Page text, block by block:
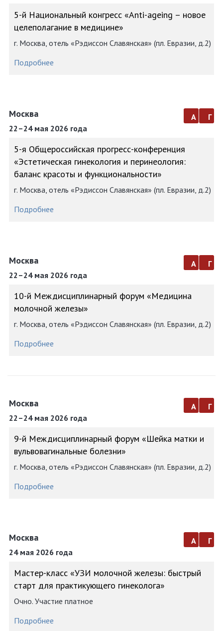
5-й Национальный конгресс «Anti-ageing – новое
целеполагание в медицине»
г. Москва, отель «Рэдиссон Славянская» (пл. Евразии, д.2)
Подробнее
Москва
22–24 мая 2026 года
а г
5-я Общероссийская прогресс-конференция
«Эстетическая гинекология и перинеология:
баланс красоты и функциональности»
г. Москва, отель «Рэдиссон Славянская» (пл. Евразии, д.2)
Подробнее
Москва
22–24 мая 2026 года
а г
10-й Междисциплинарный форум «Медицина
молочной железы»
г. Москва, отель «Рэдиссон Славянская» (пл. Евразии, д.2)
Подробнее
Москва
22–24 мая 2026 года
а г
9-й Междисциплинарный форум «Шейка матки и
вульвовагинальные болезни»
г. Москва, отель «Рэдиссон Славянская» (пл. Евразии, д.2)
Подробнее
Москва
24 мая 2026 года
а г
Мастер-класс «УЗИ молочной железы: быстрый
старт для практикующего гинеколога»
Очно. Участие платное
Подробнее